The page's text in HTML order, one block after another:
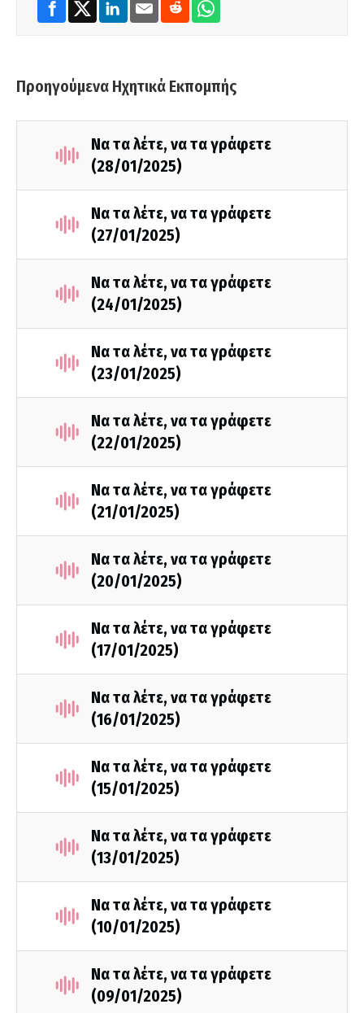
Προηγούμενα Ηχητικά Εκπομπής
Να τα λέτε, να τα γράφετε
(28/01/2025)
Να τα λέτε, να τα γράφετε
(27/01/2025)
Να τα λέτε, να τα γράφετε
(24/01/2025)
Να τα λέτε, να τα γράφετε
(23/01/2025)
Να τα λέτε, να τα γράφετε
(22/01/2025)
Να τα λέτε, να τα γράφετε
(21/01/2025)
Να τα λέτε, να τα γράφετε
(20/01/2025)
Να τα λέτε, να τα γράφετε
(17/01/2025)
Να τα λέτε, να τα γράφετε
(16/01/2025)
Να τα λέτε, να τα γράφετε
(15/01/2025)
Να τα λέτε, να τα γράφετε
(13/01/2025)
Να τα λέτε, να τα γράφετε
(10/01/2025)
Να τα λέτε, να τα γράφετε
(09/01/2025)